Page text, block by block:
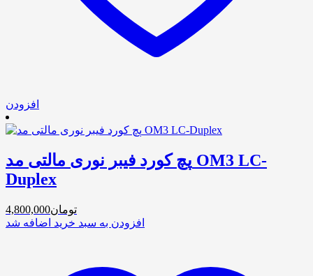
افزودن
پچ کورد فیبر نوری مالتی مد OM3 LC-
Duplex
تومان4,800,000
افزودن به سبد خرید اضافه شد